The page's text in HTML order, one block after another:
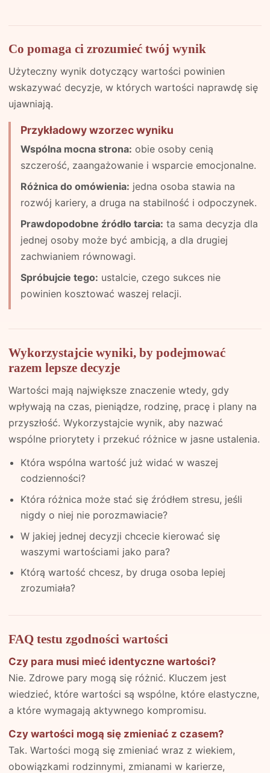
Co pomaga ci zrozumieć twój wynik
Użyteczny wynik dotyczący wartości powinien
wskazywać decyzje, w których wartości naprawdę się
ujawniają.
Przykładowy wzorzec wyniku
Wspólna mocna strona: obie osoby cenią
szczerość, zaangażowanie i wsparcie emocjonalne.
Różnica do omówienia: jedna osoba stawia na
rozwój kariery, a druga na stabilność i odpoczynek.
Prawdopodobne źródło tarcia: ta sama decyzja dla
jednej osoby może być ambicją, a dla drugiej
zachwianiem równowagi.
Spróbujcie tego: ustalcie, czego sukces nie
powinien kosztować waszej relacji.
Wykorzystajcie wyniki, by podejmować
razem lepsze decyzje
Wartości mają największe znaczenie wtedy, gdy
wpływają na czas, pieniądze, rodzinę, pracę i plany na
przyszłość. Wykorzystajcie wynik, aby nazwać
wspólne priorytety i przekuć różnice w jasne ustalenia.
Która wspólna wartość już widać w waszej
codzienności?
Która różnica może stać się źródłem stresu, jeśli
nigdy o niej nie porozmawiacie?
W jakiej jednej decyzji chcecie kierować się
waszymi wartościami jako para?
Którą wartość chcesz, by druga osoba lepiej
zrozumiała?
FAQ testu zgodności wartości
Czy para musi mieć identyczne wartości?
Nie. Zdrowe pary mogą się różnić. Kluczem jest
wiedzieć, które wartości są wspólne, które elastyczne,
a które wymagają aktywnego kompromisu.
Czy wartości mogą się zmieniać z czasem?
Tak. Wartości mogą się zmieniać wraz z wiekiem,
obowiązkami rodzinnymi, zmianami w karierze,